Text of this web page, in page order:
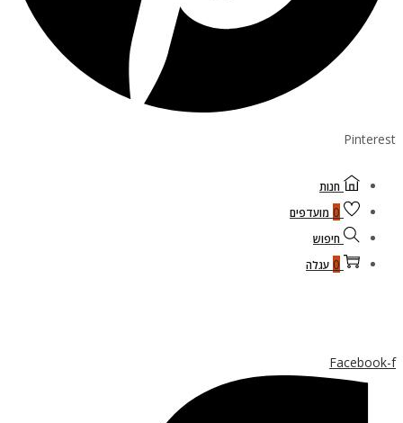
Pinterest
חנות
0 מועדפים
חיפוש
0 עגלה
Facebook-f